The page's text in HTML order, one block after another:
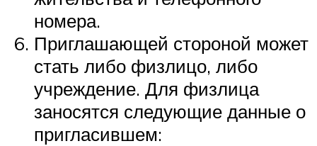
номера.
Приглашающей стороной может
стать либо физлицо, либо
учреждение. Для физлица
заносятся следующие данные о
пригласившем: